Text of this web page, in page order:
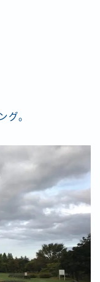
グ。